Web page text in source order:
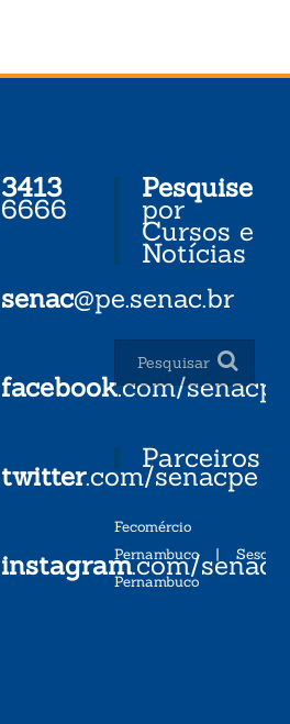
3413
6666
senac@pe.senac.br
facebook.com/senacpe
twitter.com/senacpe
instagram.com/
Pesquise
por
Cursos e
Notícias
Parceiros
Fecomércio
Pernambuco| Sesc
Pernambuco